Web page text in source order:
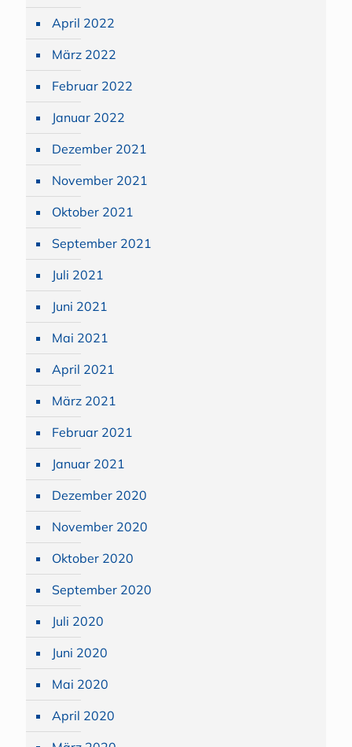
April 2022
März 2022
Februar 2022
Januar 2022
Dezember 2021
November 2021
Oktober 2021
September 2021
Juli 2021
Juni 2021
Mai 2021
April 2021
März 2021
Februar 2021
Januar 2021
Dezember 2020
November 2020
Oktober 2020
September 2020
Juli 2020
Juni 2020
Mai 2020
April 2020